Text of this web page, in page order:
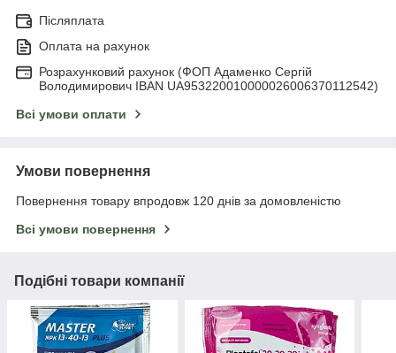
Післяплата
Оплата на рахунок
Розрахунковий рахунок (ФОП Адаменко Сергій
Володимирович IBAN UA953220010000026006370112542)
Всі умови оплати
Умови повернення
Повернення товару впродовж 120 днів за домовленістю
Всі умови повернення
Подібні товари компанії